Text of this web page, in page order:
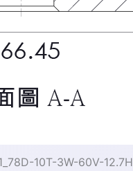
10T-3W-60V-12.7H